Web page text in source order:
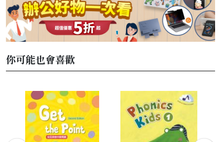
你可能也會喜歡